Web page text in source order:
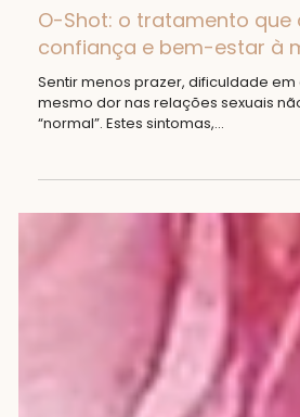
O-Shot: o tratamento que
confiança e bem-estar à
Sentir menos prazer, dificuldade em
“normal”. Estes sintomas,...